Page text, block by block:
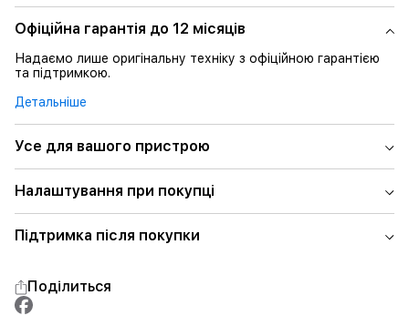
Офіційна гарантія до 12 місяців
Надаємо лише оригінальну техніку з офіційною гарантією
та підтримкою.
Детальніше
Усе для вашого пристрою
Налаштування при покупці
Підтримка після покупки
Поділиться